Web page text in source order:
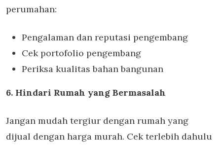
perumahan:
Pengalaman dan reputasi pengembang
Cek portofolio pengembang
Periksa kualitas bahan bangunan
6. Hindari Rumah yang Bermasalah
Jangan mudah tergiur dengan rumah yang
dijual dengan harga murah. Cek terlebih dahulu